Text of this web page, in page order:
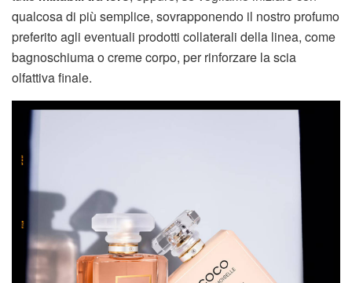
qualcosa di più semplice, sovrapponendo il nostro profumo
preferito agli eventuali prodotti collaterali della linea, come
bagnoschiuma o creme corpo, per rinforzare la scia
olfattiva finale.